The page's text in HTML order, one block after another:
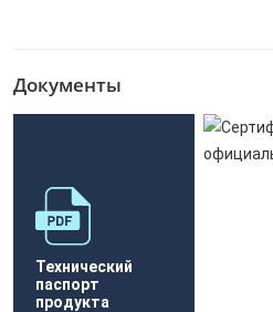
Документы
Технический
паспорт
продукта